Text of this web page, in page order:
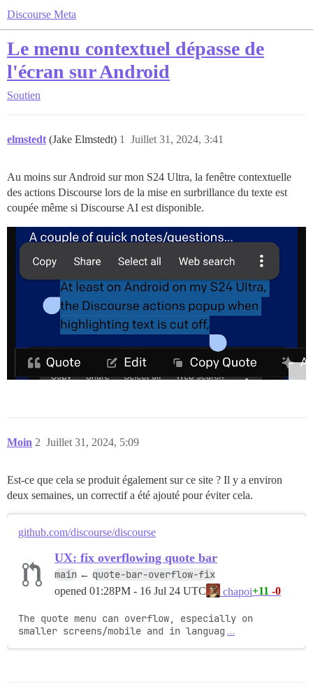
Discourse Meta
Le menu contextuel dépasse de
l'écran sur Android
Soutien
elmstedt (Jake Elmstedt) Juillet 31, 2024, 3:41
1
Au moins sur Android sur mon S24 Ultra, la fenêtre contextuelle
des actions Discourse lors de la mise en surbrillance du texte est
coupée même si Discourse AI est disponible.
Moin Juillet 31, 2024, 5:09
2
Est-ce que cela se produit également sur ce site ? Il y a environ
deux semaines, un correctif a été ajouté pour éviter cela.
github.com/discourse/discourse
UX: fix overflowing quote bar
main ← quote-bar-overflow-fix
opened 01:28PM - 16 Jul 24 UTC chapoi+11 -0
The quote menu can overflow, especially on
smaller screens/mobile and in languag …